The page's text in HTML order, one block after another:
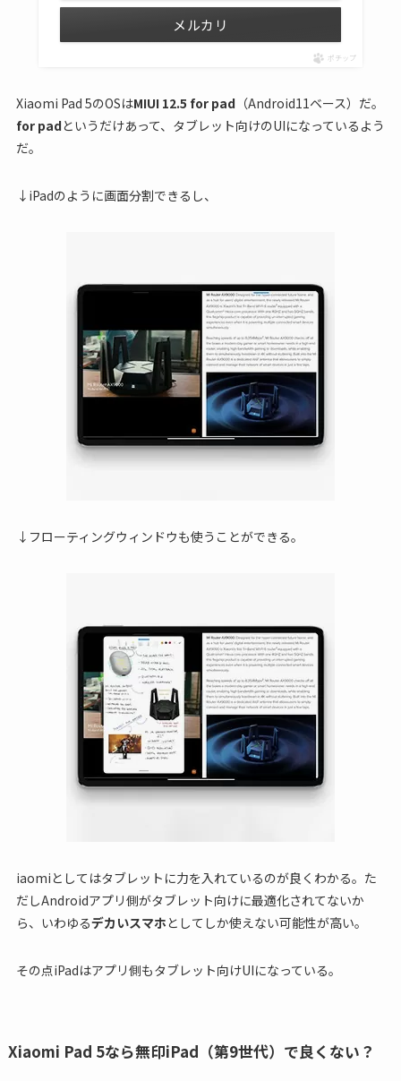
メルカリ
ポチップ
Xiaomi Pad 5のOSはMIUI 12.5 for pad （Android11ベース）だ。
for padというだけあって、タブレット向けのUIになっているよう
だ。
↓iPadのように画面分割できるし、
↓フローティングウィンドウも使うことができる。
iaomiとしてはタブレットに力を入れているのが良くわかる。た
だしAndroidアプリ側がタブレット向けに最適化されてないか
ら、いわゆるデカいスマホとしてしか使えない可能性が高い。
その点iPadはアプリ側もタブレット向けUIになっている。
Xiaomi Pad 5なら無印iPad（第9世代）で良くない？